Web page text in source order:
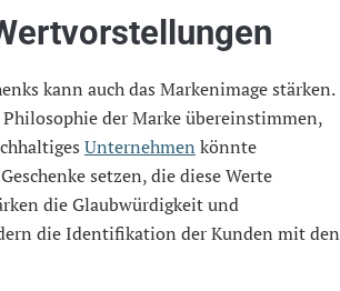
kann auch das Markenimage stärken.
der Marke übereinstimmen,
Unternehmen könnte
setzen, die diese Werte
die Glaubwürdigkeit und
die Identifikation der Kunden mit den